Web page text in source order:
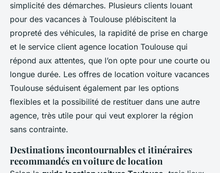
simplicité des démarches. Plusieurs clients louant
pour des vacances à Toulouse plébiscitent la
propreté des véhicules, la rapidité de prise en charge
et le service client agence location Toulouse qui
répond aux attentes, que l’on opte pour une courte ou
longue durée. Les offres de location voiture vacances
Toulouse séduisent également par les options
flexibles et la possibilité de restituer dans une autre
agence, très utile pour qui veut explorer la région
sans contrainte.
Destinations incontournables et itinéraires
recommandés en voiture de location